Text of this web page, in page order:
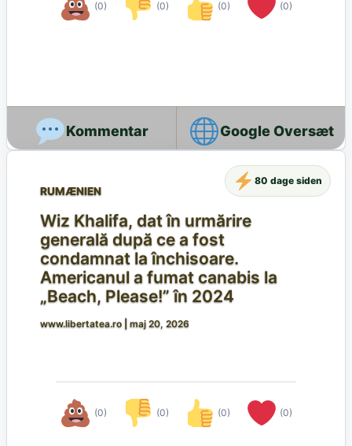
(0) (0) (0) (0)
Google Oversæt
RUMÆNIEN
Wiz Khalifa, dat în urmărire
generală după ce a fost
condamnat la închisoare.
Americanul a fumat canabis la
„Beach, Please!” în 2024
www.libertatea.ro maj 20, 2026
(0) (0) (0) (0)
80 dage siden